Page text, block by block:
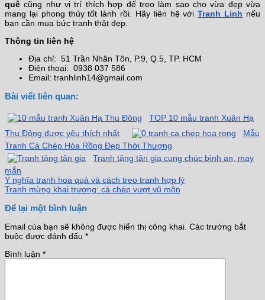
quê cũng như vị trí thích hợp để treo làm sao cho vừa đẹp vừa
mang lại phong thủy tốt lành rồi. Hãy liên hệ vớiTranh Linh nếu
bạn cần mua bức tranh thật đẹp.
Thông tin liên hệ
Địa chỉ: 51 Trần Nhân Tôn, P.9, Q.5, TP. HCM
Điện thoại: 0938 037 586
Email: tranhlinh14@gmail.com
Bài viết liên quan:
TOP 10 mẫu tranh Xuân Hạ
Thu Đông được yêu thích nhất
Mẫu
Tranh Cá Chép Hóa Rồng Đẹp Thời Thượng
Tranh tặng tân gia cung chúc bình an, may
mắn
Ý nghĩa tranh hoa quả và cách treo tranh hợp lý
Tranh mừng khai trương: cá chép vượt vũ môn
Để lại một bình luận
Email của bạn sẽ không được hiển thị công khai. Các trường bắt
buộc được đánh dấu *
Bình luận *